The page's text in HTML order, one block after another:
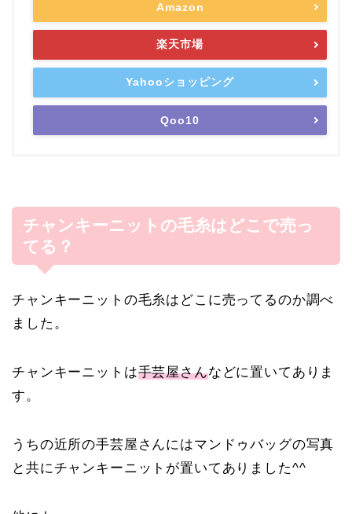
Amazon
楽天市場
Yahooショッピング
Qoo10
チャンキーニットの毛糸はどこで売っ
てる？
チャンキーニットの毛糸はどこに売ってるのか調べ
ました。
チャンキーニットは手芸屋さんなどに置いてありま
す。
うちの近所の手芸屋さんにはマンドゥバッグの写真
と共にチャンキーニットが置いてありました^^